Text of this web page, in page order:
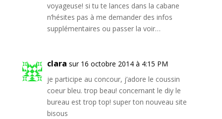
voyageuse! si tu te lances dans la cabane
n’hésites pas à me demander des infos
supplémentaires ou passer la voir…
clara sur 16 octobre 2014 à 4:15 PM
je participe au concour, j’adore le coussin
coeur bleu. trop beau! concernant le diy le
bureau est trop top! super ton nouveau site
bisous